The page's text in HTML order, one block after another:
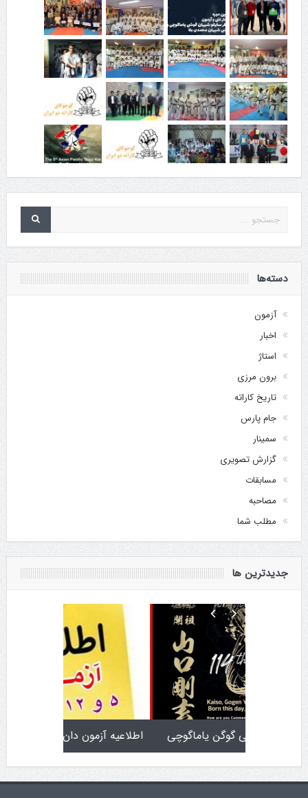
دسته‌ها
آزمون
اخبار
استاژ
برون مرزی
تاریخ کاراته
جام پارس
سمینار
گزارش تصویری
مسابقات
مصاحبه
مطلب شما
جدیدترین ها
اطلاعیه آزمون تولد کایچو سن سی گوگن یاماگوچی